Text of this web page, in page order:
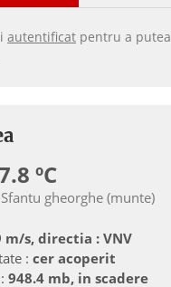
autentificat pentru a putea
ºC
gheorghe (munte)
m/s, directia : VNV
: cer acoperit
948.4 mb, in scadere